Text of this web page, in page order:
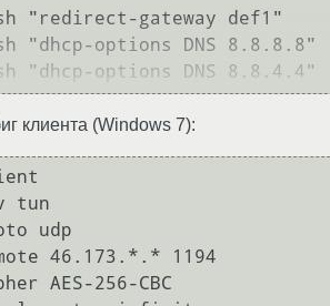
"redirect-gateway def1"
"dhcp-options DNS 8.8.8.8"
клиента (Windows 7):
tun
udp
46.173.*.* 1194
AES-256-CBC